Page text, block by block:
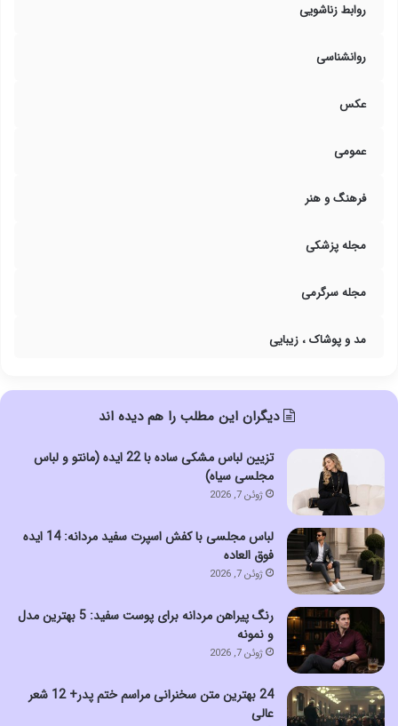
روابط زناشویی
روانشناسی
عکس
عمومی
فرهنگ و هنر
مجله پزشکی
مجله سرگرمی
مد و پوشاک ، زیبایی
دیگران این مطلب را هم دیده اند
تزیین لباس مشکی ساده با 22 ایده (مانتو و لباس
مجلسی سیاه)
ژوئن 7, 2026
لباس مجلسی با کفش اسپرت سفید مردانه: 14 ایده
فوق العاده
ژوئن 7, 2026
رنگ پیراهن مردانه برای پوست سفید: 5 بهترین مدل
و نمونه
ژوئن 7, 2026
24 بهترین متن سخنرانی مراسم ختم پدر+ 12 شعر
عالی